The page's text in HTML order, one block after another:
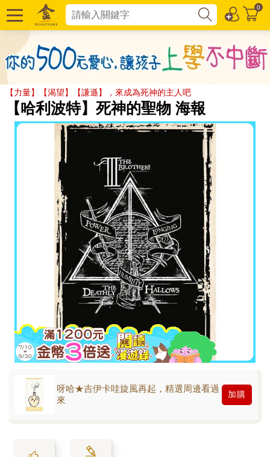
0
【力量】【渴望】【謙遜】，來成為死神的主人吧
【哈利波特】死神的聖物 海報
呀哈★吉伊卡哇旋風再起，精選周邊看過
來
加購